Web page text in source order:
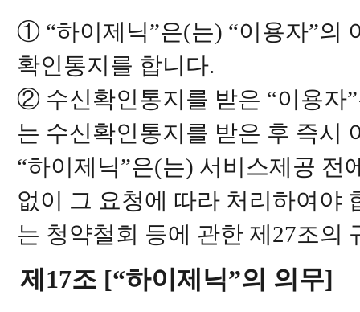
① “하이제닉”은(는) “이용자”의
확인통지를 합니다.
② 수신확인통지를 받은 “이용자
는 수신확인통지를 받은 후 즉시
“하이제닉”은(는) 서비스제공 전
없이 그 요청에 따라 처리하여야
는 청약철회 등에 관한 제27조의
제17조 [“하이제닉”의 의무]